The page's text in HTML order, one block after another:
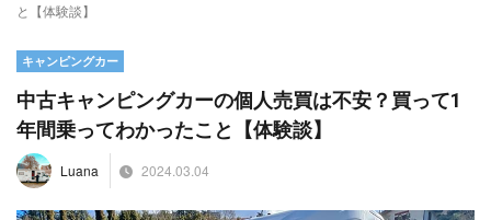
と【体験談】
キャンピングカー
中古キャンピングカーの個人売買は不安？買って1
年間乗ってわかったこと【体験談】
Luana 2024.03.04